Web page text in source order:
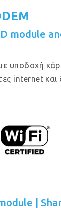
module
υποδοχή
internet
|